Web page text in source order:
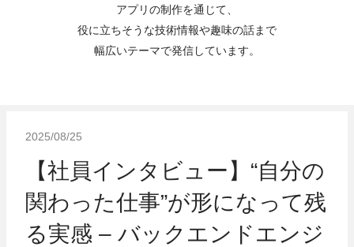
アプリの制作を通じて、
役に立ちそうな技術情報や趣味の話まで
幅広いテーマで発信しています。
2025/08/25
【社員インタビュー】“自分の
関わった仕事”が形になって残
る実感 – バックエンドエンジ